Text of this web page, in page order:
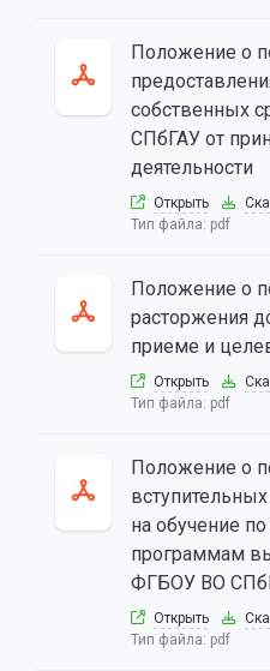
Положение о
собственных
СПбГАУ от
деятельности
Открыть
Тип файла: pdf
Положение о
расторжения
приеме и
Открыть
Тип файла: pdf
Положение о
на обучение
программам
ФГБОУ ВО
Открыть
Тип файла: pdf